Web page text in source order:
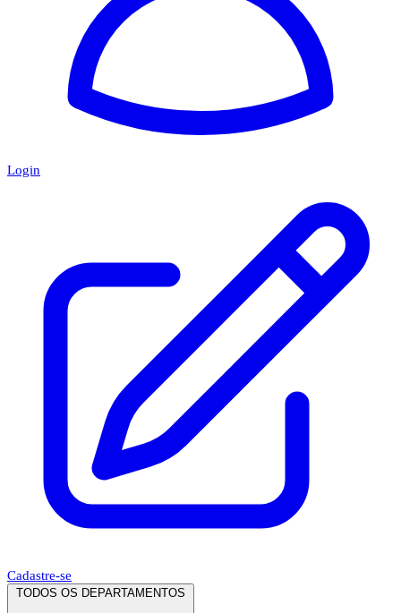
Login
Cadastre-se
TODOS OS DEPARTAMENTOS